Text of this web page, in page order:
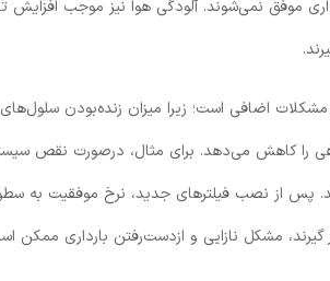
بارداری موفق نمی‌شوند. آلودگی هوا نیز موجب
مشکلات اضافی است؛ زیرا میزان زنده‌بودن
را کاهش می‌دهد. برای مثال، درصورت نقص
پس از نصب فیلترهای جدید، نرخ موفقیت به
گیرند، مشکل نازایی و از‌دست‌رفتن بارداری ممکن